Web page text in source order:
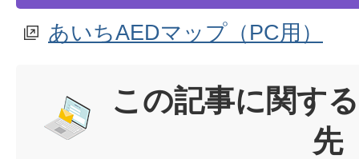
あいちAEDマップ（PC用）
この記事に関す
先